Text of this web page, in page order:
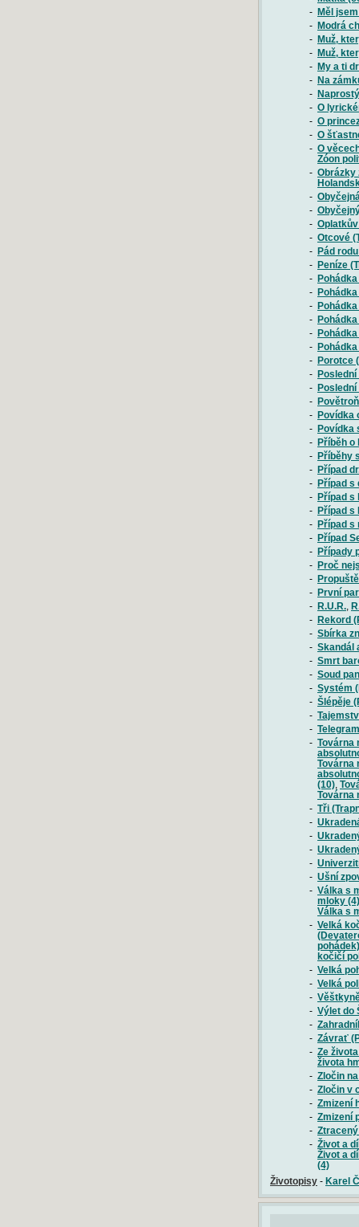
- Měl
- Modrá
- Muž,
- Muž,
- My a ti
- Na
-
- O
- O
- O
- O
Zóon
- Obrázky
-
-
-
- Otcové
- Pád
- Peníze
-
-
-
-
-
-
- Porotce
- Poslední
-
- Povětroň
- Povídka
- Povídka
- Příběh o
- Příběhy
- Případ
- Případ s
- Případ s
- Případ s
- Případ s
- Případ
- Případy
- Proč
-
- První
- R.U.R.
- Rekord
- Sbírka
- Skandál
- Smrt
- Soud
- Systém
- Šlépěje
-
-
- Továrna
Továrna
(10)
Továrna
- Tři
-
-
-
-
- Ušní
- Válka s
mloky (4)
Válka s
- Velká
kočičí
- Velká
- Velká
-
- Výlet do
-
- Závrať
- Ze
života
- Zločin
- Zločin v
- Zmizení
- Zmizení
-
- Život a
Život a
(4)
Životopisy - Karel